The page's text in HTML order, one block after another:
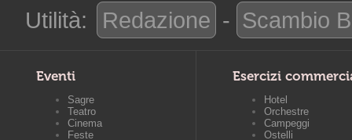
Utilità:
Redazione - Scambio
Eventi
Sagre
Teatro
Cinema
Feste
Esercizi
Hotel
Orchestre
Campeggi
Ostelli